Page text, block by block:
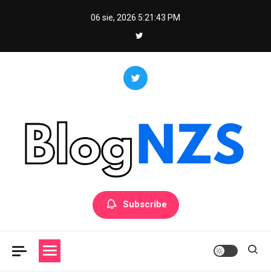
06 sie, 2026 5:21:43 PM
Portal ogólnotematyczny
Subscribe